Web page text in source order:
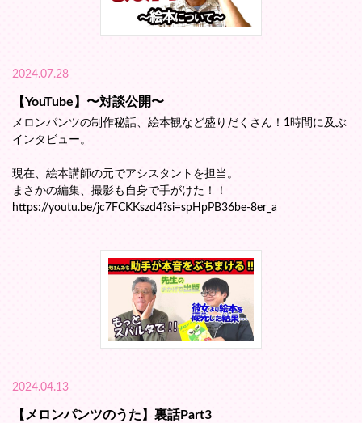
2024.07.28
【YouTube】〜対談公開〜
メロンパンツの制作秘話、絵本観など盛りだくさん！1時間に及ぶ
インタビュー。
現在、絵本講師の元でアシスタントを担当。
まさかの編集、撮影も自身で手がけた！！
https://youtu.be/jc7FCKKszd4?si=spHpPB36be-8er_a
2024.04.13
【メロンパンツのうた】裏話Part3